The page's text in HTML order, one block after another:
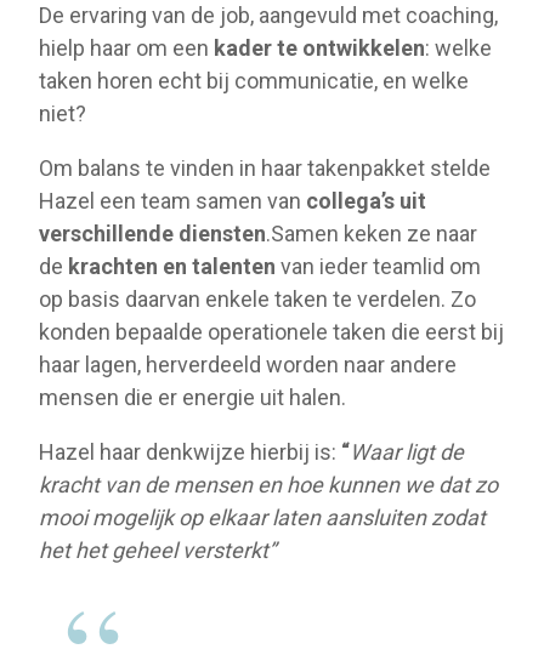
De ervaring van de job, aangevuld met coaching,
hielp haar om een kader te ontwikkelen: welke
taken horen echt bij communicatie, en welke
niet?
Om balans te vinden in haar takenpakket stelde
Hazel een team samen van collega’s uit
verschillende diensten.Samen keken ze naar
de krachten en talenten van ieder teamlid om
op basis daarvan enkele taken te verdelen. Zo
konden bepaalde operationele taken die eerst bij
haar lagen, herverdeeld worden naar andere
mensen die er energie uit halen.
Hazel haar denkwijze hierbij is: “Waar ligt de
kracht van de mensen en hoe kunnen we dat zo
mooi mogelijk op elkaar laten aansluiten zodat
het het geheel versterkt”